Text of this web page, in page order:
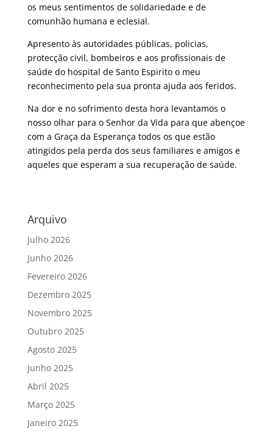
os meus sentimentos de solidariedade e de
comunhão humana e eclesial.
Apresento às autoridades públicas, policias,
protecção civil, bombeiros e aos profissionais de
saúde do hospital de Santo Espirito o meu
reconhecimento pela sua pronta ajuda aos feridos.
Na dor e no sofrimento desta hora levantamos o
nosso olhar para o Senhor da Vida para que abençoe
com a Graça da Esperança todos os que estão
atingidos pela perda dos seus familiares e amigos e
aqueles que esperam a sua recuperação de saúde.
Arquivo
Julho 2026
Junho 2026
Fevereiro 2026
Dezembro 2025
Novembro 2025
Outubro 2025
Agosto 2025
Junho 2025
Abril 2025
Março 2025
Janeiro 2025